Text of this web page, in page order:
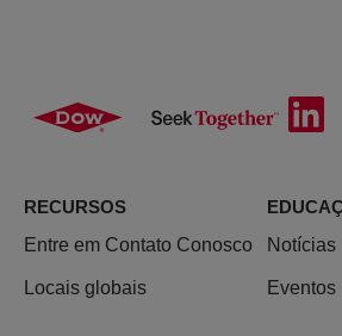
RECURSOS
Entre em Contato Conosco
Locais globais
Notícias
Eventos